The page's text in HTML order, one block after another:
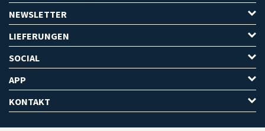
NEWSLETTER
LIEFERUNGEN
SOCIAL
APP
KONTAKT